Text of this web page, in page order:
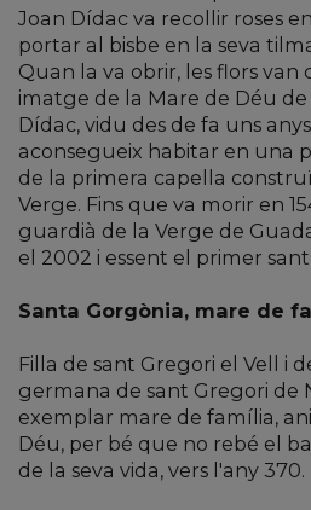
Joan Dídac va recollir roses
portar al bisbe en la seva
Quan la va obrir, les flors van
imatge de la Mare de Déu
Dídac, vidu des de fa uns
aconsegueix habitar en una
de la primera capella
Verge. Fins que va morir en
guardià de la Verge de
el 2002 i essent el primer
Santa Gorgònia, mare de
Filla de sant Gregori el Vell i
germana de sant Gregori de
exemplar mare de família,
Déu, per bé que no rebé el
de la seva vida, vers l'any 370.